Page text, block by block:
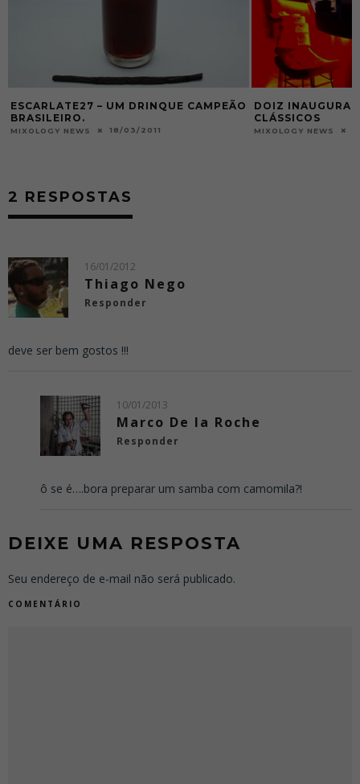
DOIZ INAUGURA RELEITURAS DE
CLÁSSICOS
MIXOLOGY NEWS 03/10/2011
COFFEE WEEK
TODO O BRASIL
MIXOLOGY NEWS
2 RESPOSTAS
16/01/2012
Thiago Nego
Responder
deve ser bem gostos !!!
10/01/2013
Marco De la Roche
Responder
ô se é….bora preparar um samba com camomila?!
DEIXE UMA RESPOSTA
Seu endereço de e-mail não será publicado.
COMENTÁRIO